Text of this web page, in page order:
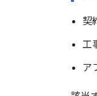
契
工
ア